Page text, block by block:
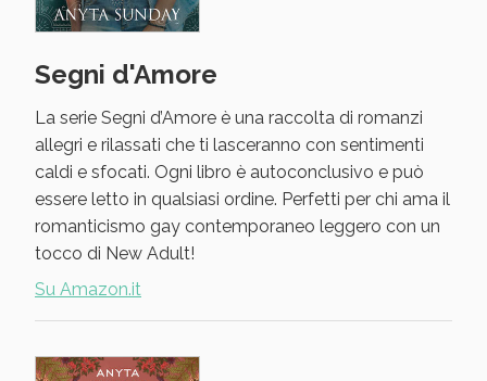
Segni d'Amore
La serie Segni d’Amore è una raccolta di romanzi
allegri e rilassati che ti lasceranno con sentimenti
caldi e sfocati. Ogni libro è autoconclusivo e può
essere letto in qualsiasi ordine. Perfetti per chi ama il
romanticismo gay contemporaneo leggero con un
tocco di New Adult!
Su Amazon.it